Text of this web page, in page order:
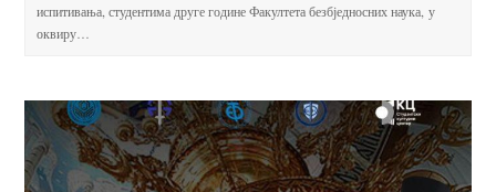
испитивања, студентима друге године Факултета безбједносних наука, у
оквиру…